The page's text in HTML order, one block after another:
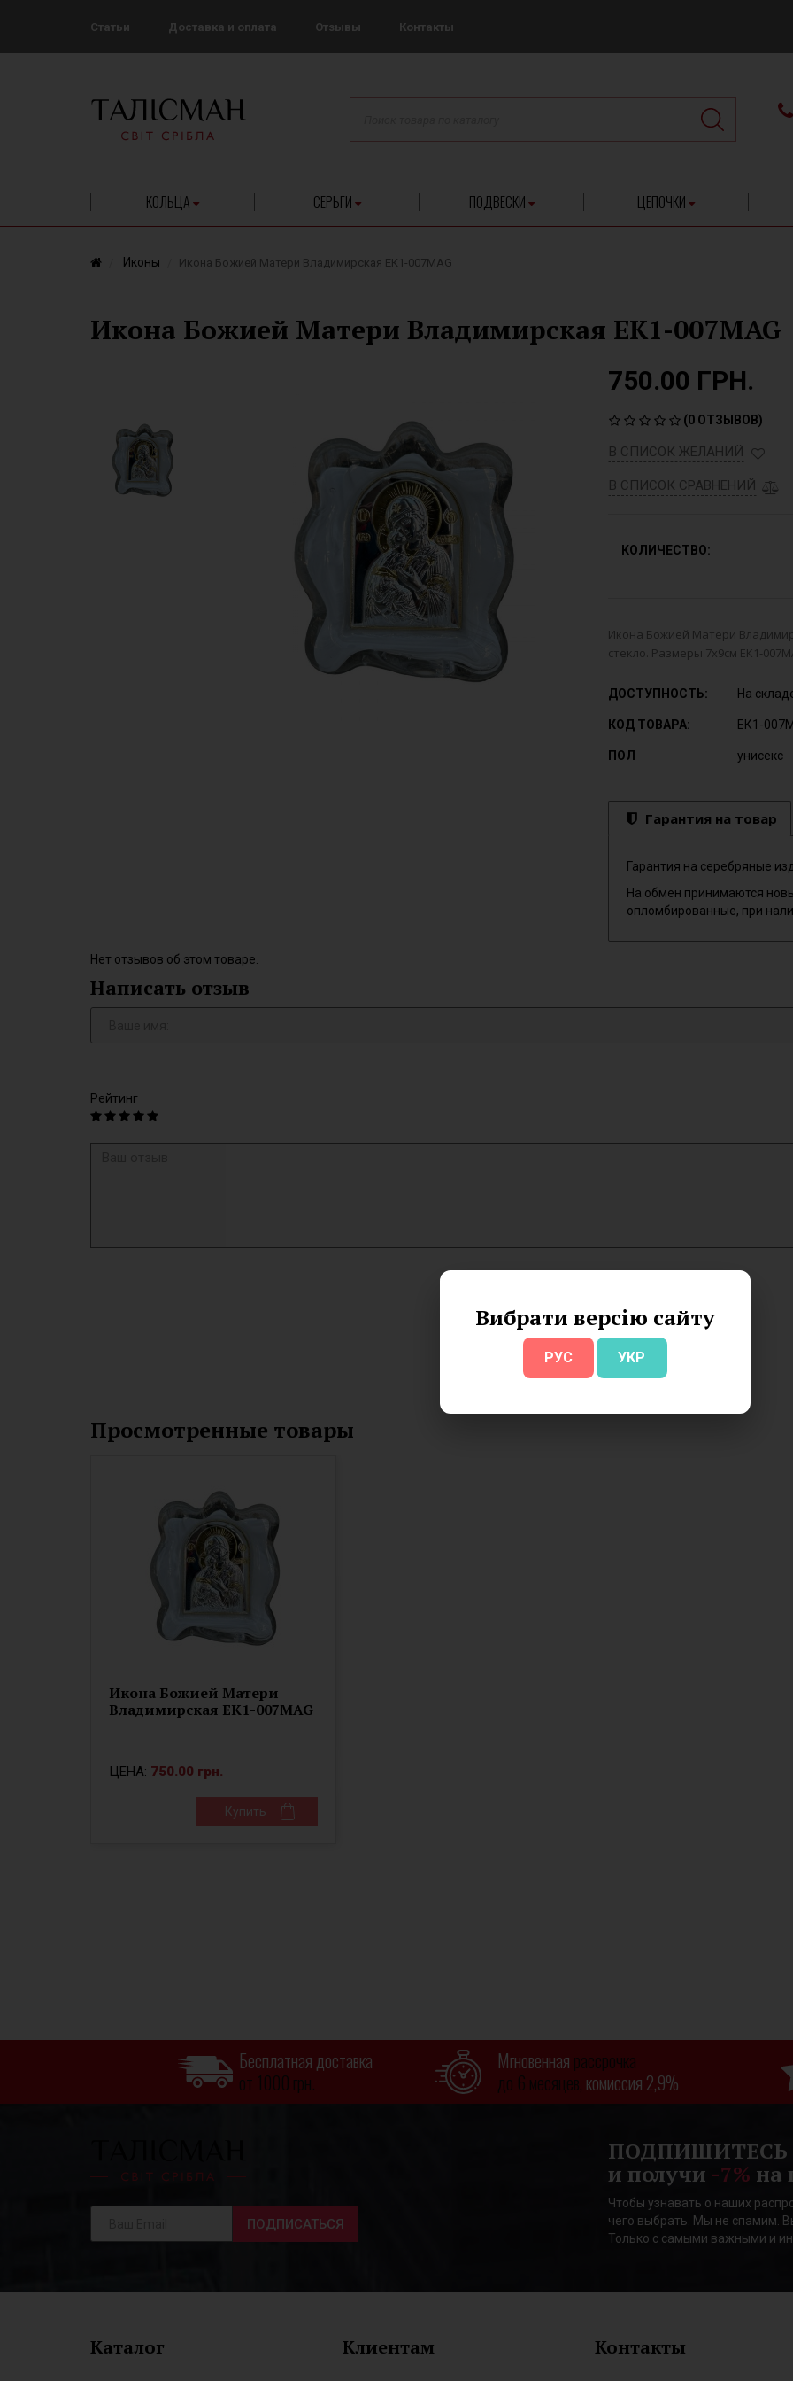
Статьи Доставка и оплата Отзывы Контакты
КОЛЬЦА СЕРЬГИ ПОДВЕСКИ ЦЕПОЧКИ
Вибрати версію сайту
РУС УКР
Иконы Икона Божией Матери Владимирская ЕК1-007MAG
Икона Божией Матери Владимирская ЕК1-007MAG
750.00 ГРН.
(0 ОТЗЫВОВ)
В СПИСОК ЖЕЛАНИЙ
В СПИСОК СРАВНЕНИЙ
КОЛИЧЕСТВО:
Икона Божией Матери
стекло. Размеры 7х9см ЕК1-
ДОСТУПНОСТЬ: На
КОД ТОВАРА: ЕК1-
ПОЛ унисекс
Гарантия на товар
Гарантия на серебряные
На обмен принимаются
опломбированные, при
Нет отзывов об этом товаре.
Написать отзыв
Рейтинг
Просмотренные товары
Икона Божией Матери
Владимирская ЕК1-007MAG
ЦЕНА: 750.00 грн.
Купить
Бесплатная доставка
от 1000 грн.
Мгновенная рассрочка
до 6 месяцев, комиссия 2,9%
ПОДПИСАТЬСЯ
ПОДПИШИТЕСЬ
и получи -7% на
Чтобы узнавать о наших
чего выбрать. Мы не спамим.
Только с самыми важными и
Каталог Клиентам Контакты